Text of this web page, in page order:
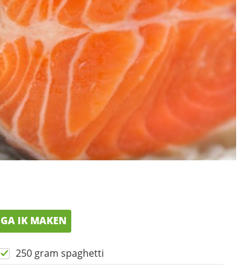
GA IK MAKEN
250 gram spaghetti